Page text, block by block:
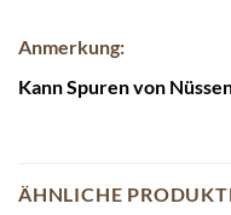
Anmerkung:
Kann Spuren von
ÄHNLICHE